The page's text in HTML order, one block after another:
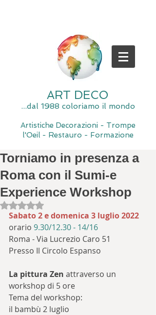
ART DECO
...dal 1988 coloriamo il mondo
Artistiche Decorazioni - Trompe
l'Oeil - Restauro - Formazione
Torniamo in presenza a
Roma con il Sumi-e
Experience Workshop
Valutazione NaN stelle su 5.
Sabato 2 e domenica 3 luglio 2022
orario 9.30/12.30 - 14/16
Roma - Via Lucrezio Caro 51
Presso Il Circolo Espanso
La pittura Zen attraverso un
workshop di 5 ore
Tema del workshop:
il bambù 2 luglio